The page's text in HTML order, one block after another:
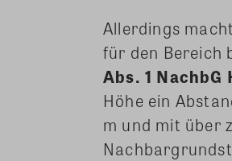
Allerdings
für den Bereich
Abs. 1 NachbG
Höhe ein
m und mit über